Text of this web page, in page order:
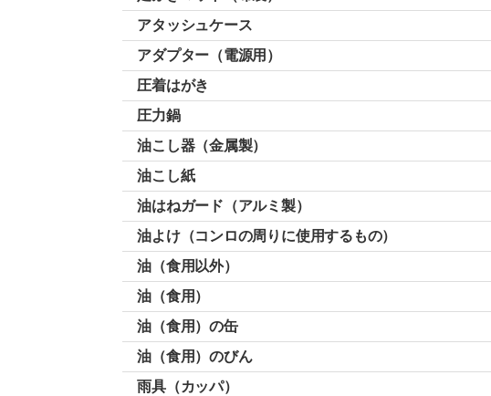
アタッシュケース
アダプター（電源用）
圧着はがき
圧力鍋
油こし器（金属製）
油こし紙
油はねガード（アルミ製）
油よけ（コンロの周りに使用するもの）
油（食用以外）
油（食用）
油（食用）の缶
油（食用）のびん
雨具（カッパ）